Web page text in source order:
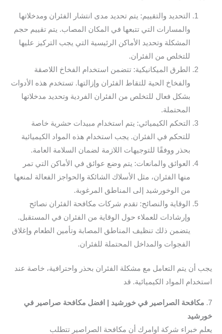
التحديد والتقييم: يتم تحديد مدى انتشار الفئران ومدخلاتها
والمسارات التي تتبعها في المكان المصاب. يتم تقييم حجم
المشكلة وتحديد الأماكن الرئيسية التي يجب التركيز عليها
للتخلص من الفئران.
الطرق الميكانيكية: تتضمن استخدام الفخاخ اللاصقة
والفخاخ الحية للتقاط الفئران وإزالتها. تستخدم هذه الأدوات
بشكل فعال للتخلص من الفئران الفردية وتحديد مدخلاتها
المحتملة.
التحكم الكيميائي: يتم استخدام مبيدات حشرية خاصة
للتحكم في الفئران. يجب استخدام هذه المواد الكيميائية
بحذر ووفقًا للتوجيهات اللازمة لضمان السلامة العامة.
العوائق والمانعات: يتم وضع عوائق في الأماكن التي تمر
منها الفئران، مثل الأسلاك الشائكة والحواجز الفعالة لمنعها
من الوخورشيد إلى المناطق المرغوبة.
الوقاية والنصائح: تقدم شركات مكافحة الفئران نصائح
وإرشادات للعملاء حول الوقاية من الفئران في المستقبل.
يتضمن ذلك تنظيف المناطق المصابة وتأمين الطعام وإغلاق
الفجوات والمداخل المحتملة للفئران.
يجب أن يتم التعامل مع مشكلة الفئران بحذر واحترافية، خاصة عند
استخدام المواد الكيميائية. قد
7. مكافحة الصراصير في خورشيد | افضل مكافحة صراصير في
خورشيد
يعلم خبراء شركة اوامرك أن مكافحة الصراصير تتطلب